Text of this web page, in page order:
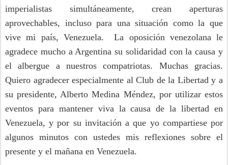
imperialistas simultáneamente, crean aperturas
aprovechables, incluso para una situación como la que
vive mi país, Venezuela. La oposición venezolana le
agradece mucho a Argentina su solidaridad con la causa y
el albergue a nuestros compatriotas. Muchas gracias.
Quiero agradecer especialmente al Club de la Libertad y a
su presidente, Alberto Medina Méndez, por utilizar estos
eventos para mantener viva la causa de la libertad en
Venezuela, y por su invitación a que yo compartiese por
algunos minutos con ustedes mis reflexiones sobre el
presente y el mañana en Venezuela.